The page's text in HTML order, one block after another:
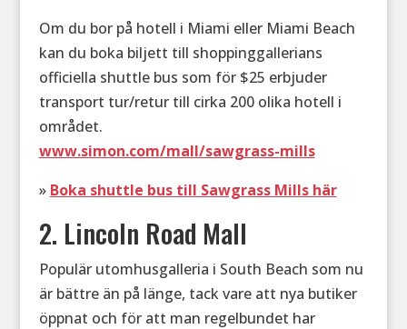
Om du bor på hotell i Miami eller Miami Beach
kan du boka biljett till shoppinggallerians
officiella shuttle bus som för $25 erbjuder
transport tur/retur till cirka 200 olika hotell i
området.
www.simon.com/mall/sawgrass-mills
» Boka shuttle bus till Sawgrass Mills här
2. Lincoln Road Mall
Populär utomhusgalleria i South Beach som nu
är bättre än på länge, tack vare att nya butiker
öppnat och för att man regelbundet har